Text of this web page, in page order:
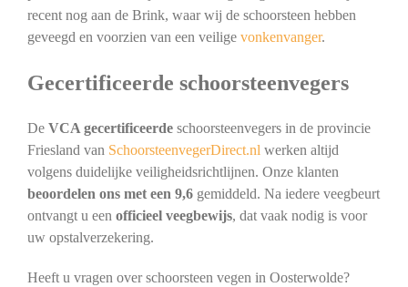
recent nog aan de Brink, waar wij de schoorsteen hebben
geveegd en voorzien van een veilige vonkenvanger.
Gecertificeerde schoorsteenvegers
De VCA gecertificeerdeschoorsteenvegers in de provincie
Friesland van SchoorsteenvegerDirect.nl werken altijd
volgens duidelijke veiligheidsrichtlijnen. Onze klanten
beoordelen ons met een 9,6gemiddeld. Na iedere veegbeurt
ontvangt u een officieel veegbewijs, dat vaak nodig is voor
uw opstalverzekering.
Heeft u vragen over schoorsteen vegen in Oosterwolde?